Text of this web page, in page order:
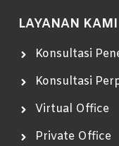
LAYANAN KAMI
Konsultasi
Konsultasi
Virtual Office
Private Office